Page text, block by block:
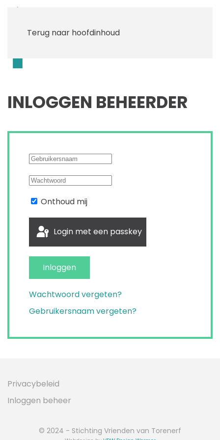
Terug naar hoofdinhoud
INLOGGEN BEHEERDER
Onthoud mij
Login met een passkey
Inloggen
Wachtwoord vergeten?
Gebruikersnaam vergeten?
Privacybeleid
Inloggen beheer
© 2024 - Stichting Vrienden van Torenerf